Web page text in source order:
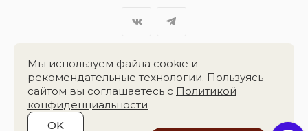
Разработка сайта:
Мы используем файла cookie и
рекомендательные технологии. Пользуясь
сайтом вы соглашаетесь с Политикой
конфиденциальности
OK